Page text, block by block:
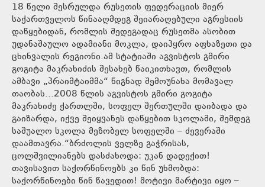
18 წელი შესრულდა რუსეთის ფედერაციის მიერ
საქართველოს წინააღმდეგ შეიარაღებული აგრესიის
დაწყებიდან, რომლის შედეგადაც რუსეთმა ასობით
უდანაშაულო ადამიანი მოკლა, დაიპყრო აფხაზეთი და
ცხინვალის რეგიონი.ამ სტატიაში აგვისტოს გმირი
გოგიტა მაკრახიძის შესახებ წაიკითხავთ, რომლის
ამბავი „პრაიმტაიმმა“ წიგნად შემოუნახა მომავალ
თაობას...2008 წლის აგვისტოს გმირი გოგიტა
მაკრახიძე ქართლში, სოფელ შერთულში დაიბადა და
გაიზარდა, იქვე შეიყვანეს დაწყებით სკოლაში, შემდეგ
საშუალო სკოლა მეზობელ სოფელში – ძევერაში
დაამთავრა.“ბრძოლის ველზე გაჭრისას,
ცოლშვილიანებს დასძახოდა: უკან დადექით!
თავისავით საქორწინოებს კი წინ უხმობდა:
საქორწინოები წინ წავედით! მოტივი მარტივი იყო –